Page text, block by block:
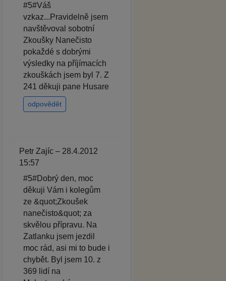
#5#Váš
vzkaz...Pravidelně jsem
navštěvoval sobotní
Zkoušky Nanečisto
pokaždé s dobrými
výsledky na příjímacích
zkouškách jsem byl 7. Z
241 děkuji pane Husare
odpovědět
Petr Zajíc – 28.4.2012
15:57
#5#Dobrý den, moc
děkuji Vám i kolegům
ze &quot;Zkoušek
nanečisto&quot; za
skvělou přípravu. Na
Zatlanku jsem jezdil
moc rád, asi mi to bude i
chybět. Byl jsem 10. z
369 lidí na